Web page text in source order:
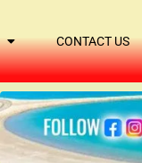
CONTACT US